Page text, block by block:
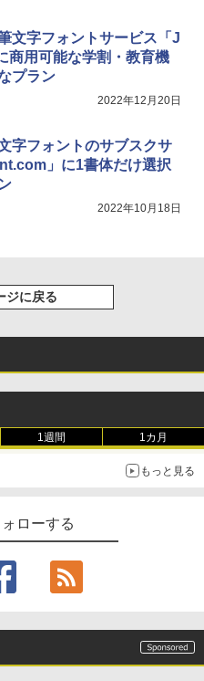
文字フォントサービス「J
商用可能な学割・教育機
プラン
2022年12月20日
字フォントのサブスクサ
」に1書体だけ選択
2022年10月18日
ジに戻る
1週間 1カ月
もっと見る
ローする